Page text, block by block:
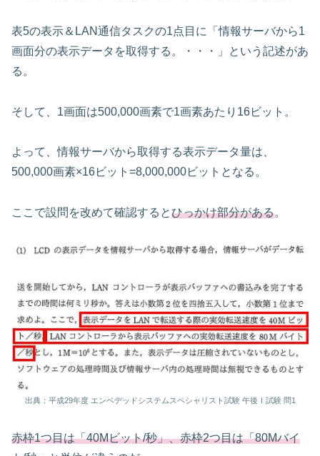
表5の表示＆LAN通信タスクの1点目に「情報サーバから1
画面分の表示データを取得する。・・・」という記述があ
る。
そして、1画面は500,000画素で1画素あたり16ビット。
よって、情報サーバから取得する表示データ量は、
500,000画素×16ビット=8,000,000ビットとなる。
ここで設問を改めて確認するとひっかけ部分がある。
出典：平成29年度 エンベデッドシステムスペシャリスト試験 午後Ⅰ試験 問1
赤枠1つ目は「40Mビット/秒」、赤枠2つ目は「80Mバイ